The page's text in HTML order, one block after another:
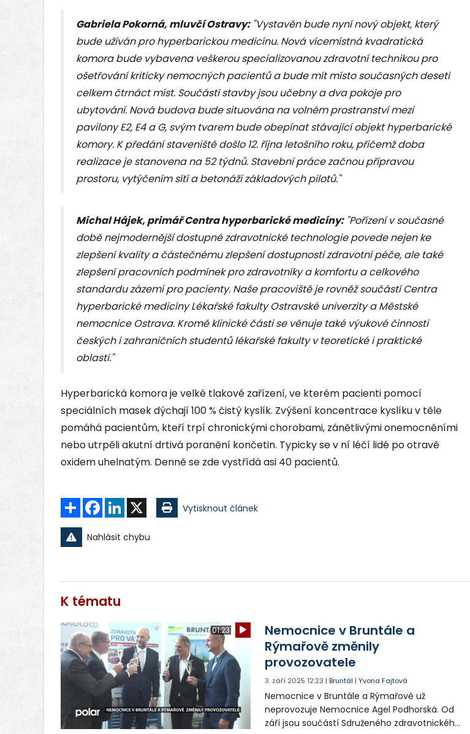
Gabriela Pokorná, mluvčí Ostravy:"Vystavěn bude nyní nový objekt, který
bude užíván pro hyperbarickou medicínu. Nová vícemístná kvadratická
komora bude vybavena veškerou specializovanou zdravotní technikou pro
ošetřování kriticky nemocných pacientů a bude mít místo současných deseti
celkem čtrnáct míst. Součástí stavby jsou učebny a dva pokoje pro
ubytování. Nová budova bude situována na volném prostranství mezi
pavilony E2, E4 a G, svým tvarem bude obepínat stávající objekt hyperbarické
komory. K předání staveniště došlo 12. října letošního roku, přičemž doba
realizace je stanovena na 52 týdnů. Stavební práce začnou přípravou
prostoru, vytýčením sítí a betonáží základových pilotů."
Michal Hájek, primář Centra hyperbarické medicíny:"Pořízení v současné
době nejmodernější dostupné zdravotnické technologie povede nejen ke
zlepšení kvality a částečnému zlepšení dostupnosti zdravotní péče, ale také
zlepšení pracovních podmínek pro zdravotníky a komfortu a celkového
standardu zázemí pro pacienty. Naše pracoviště je rovněž součástí Centra
hyperbarické medicíny Lékařské fakulty Ostravské univerzity a Městské
nemocnice Ostrava. Kromě klinické části se věnuje také výukové činnosti
českých i zahraničních studentů lékařské fakulty v teoretické i praktické
oblasti."
Hyperbarická komora je velké tlakové zařízení, ve kterém pacienti pomocí
speciálních masek dýchají 100 % čistý kyslík. Zvýšení koncentrace kyslíku v těle
pomáhá pacientům, kteří trpí chronickými chorobami, zánětlivými onemocněními
nebo utrpěli akutní drtivá poranění končetin. Typicky se v ní léčí lidé po otravě
oxidem uhelnatým. Denně se zde vystřídá asi 40 pacientů.
Sdílet FacebookLinkedIn Vytisknout článek
Nahlásit chybu
K tématu
01:23
Nemocnice v Bruntále a
Rýmařově změnily
provozovatele
3. září 2025 12:23 |Bruntál |Yvona Fajtová
Nemocnice v Bruntále a Rýmařově už
neprovozuje Nemocnice Agel Podhorská. Od
září jsou součástí Sdruženého zdravotnického